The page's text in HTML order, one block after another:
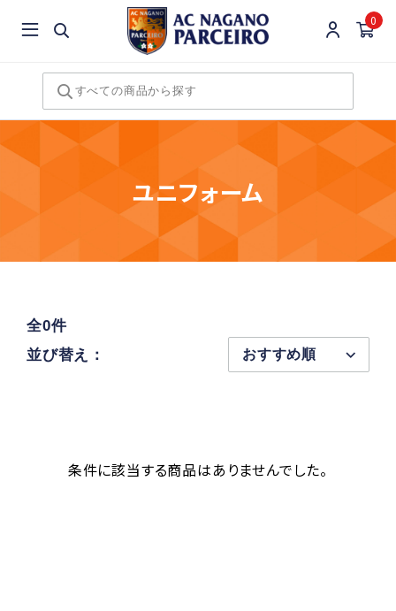
0
ユニフォーム
全0件
並び替え：
条件に該当する商品はありませんでした。